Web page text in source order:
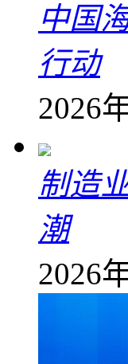
中国
行动
2026
制造
潮
2026